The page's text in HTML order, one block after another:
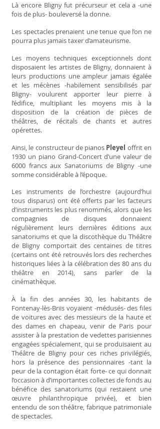
Là encore Bligny fut précurseur et cela a -une
fois de plus- bouleversé la donne.
Les spectacles prenaient une tenue que l’on ne
pourra plus jamais taxer d’amateurisme.
Les moyens techniques exceptionnels dont
disposaient les artistes de Bligny, donnaient à
leurs productions une ampleur jamais égalée
et les mécènes -habilement sensibilisés par
Bligny- voulurent apporter leur pierre à
l’édifice, multipliant les moyens mis à la
disposition de la création de pièces de
théâtres, de récitals de chants et autres
opérettes.
Ainsi, le constructeur de pianos Pleyel offrit en
1930 un piano Grand-Concert d’une valeur de
6000 francs aux Sanatoriums de Bligny -une
somme considérable à l’époque.
Les instruments de l’orchestre (aujourd’hui
tous disparus) ont été offerts par les facteurs
d’instruments les plus renommés, alors que les
compagnies de disques donnaient
régulièrement leurs dernières éditions aux
sanatoriums et que la discothèque du Théâtre
de Bligny comportait des centaines de titres
(certains ont été retrouvés lors des recherches
historiques liées à la célébration des 80 ans du
théâtre en 2014), sans parler de la
cinémathèque.
À la fin des années 30, les habitants de
Fontenay-lès-Briis voyaient -médusés- des files
de voitures avec des messieurs de la haute et
des dames en chapeau, venir de Paris pour
assister à la prestation de vedettes parisiennes
engagées spécialement, qui se produisaient au
Théâtre de Bligny pour ces riches privilégiés,
hors la présence des pensionnaires -tant la
peur de la contagion était forte- ce qui donnait
l’occasion à d’importantes collectes de fonds au
bénéfice des sanatoriums (qui restaient une
œuvre philanthropique privée), et bien
entendu de son théâtre, fabrique patrimoniale
de spectacles.